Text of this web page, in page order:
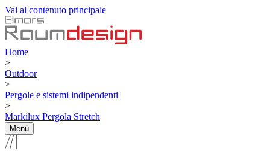
Vai al contenuto principale
Home
>
Outdoor
>
Pergole e sistemi indipendenti
>
Markilux Pergola Stretch
Menü